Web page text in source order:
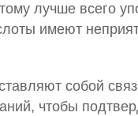
лучше всего
имеют
собой
чтобы